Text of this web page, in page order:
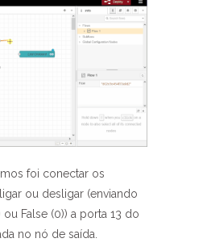
foi conectar os
ou desligar (enviando
ou False (0)) a porta 13 do
no nó de saída.